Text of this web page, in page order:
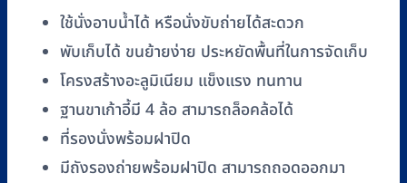
เก็บ
ได้
มี
ล้อ
เลื่อน
FASICARE
ใช้นั่งอาบน้ำได้ หรือนั่งขับถ่ายได้สะดวก
พับเก็บได้ ขนย้ายง่าย ประหยัดพื้นที่ในการจัดเก็บ
โครงสร้างอะลูมิเนียม แข็งแรง ทนทาน
ฐานขาเก้าอี้มี 4 ล้อ สามารถล็อคล้อได้
ที่รองนั่งพร้อมฝาปิด
มีถังรองถ่ายพร้อมฝาปิด สามารถถอดออกมา